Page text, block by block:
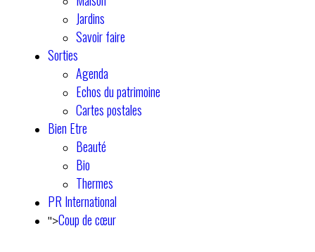
Jardins
Savoir faire
Sorties
Agenda
Echos du patrimoine
Cartes postales
Bien Etre
Beauté
Bio
Thermes
PR International
">Coup de cœur